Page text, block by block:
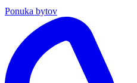
Ponuka bytov